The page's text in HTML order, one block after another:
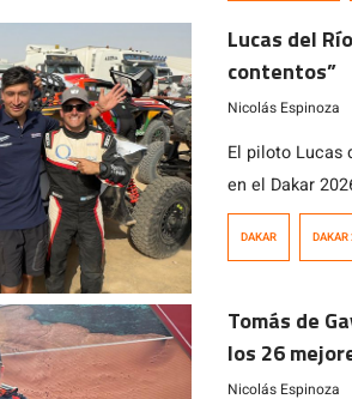
Lucas del
contentos”
Nicolás Espinoza
El piloto Lucas
en el Dakar
Jacomy,
DAKAR DAKAR
Tomás de
los 26
general
Nicolás Espinoza